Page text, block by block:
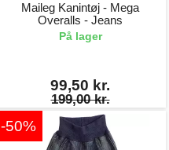
Maileg Kanintøj - Mega
Overalls - Jeans
På lager
99,50 kr.
199,00 kr.
-50%